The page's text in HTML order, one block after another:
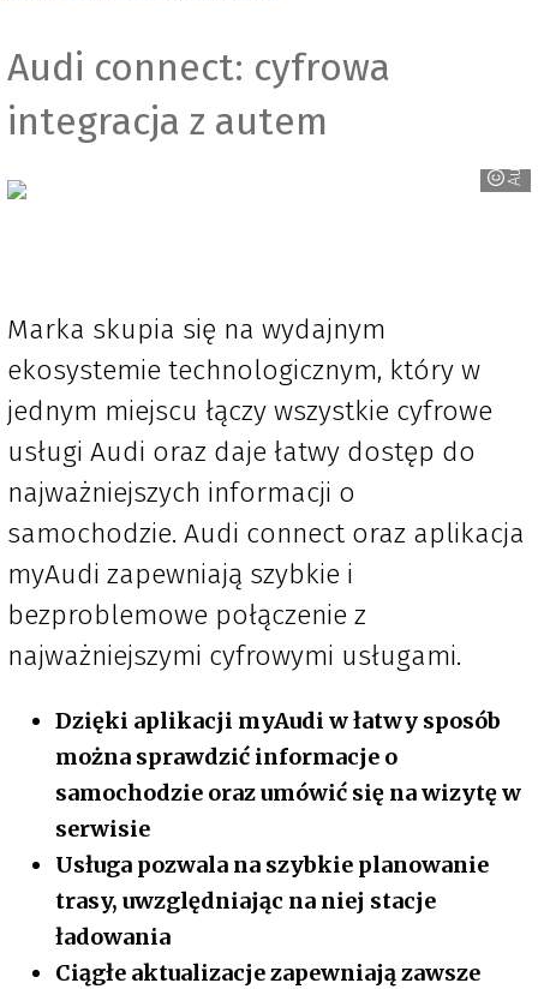
Audi connect: cyfrowa
integracja z autem
Audi
Marka skupia się na wydajnym
ekosystemie technologicznym, który w
jednym miejscu łączy wszystkie cyfrowe
usługi Audi oraz daje łatwy dostęp do
najważniejszych informacji o
samochodzie. Audi connect oraz aplikacja
myAudi zapewniają szybkie i
bezproblemowe połączenie z
najważniejszymi cyfrowymi usługami.
Dzięki aplikacji myAudi w łatwy sposób
można sprawdzić informacje o
samochodzie oraz umówić się na wizytę w
serwisie
Usługa pozwala na szybkie planowanie
trasy, uwzględniając na niej stacje
ładowania
Ciągłe aktualizacje zapewniają zawsze